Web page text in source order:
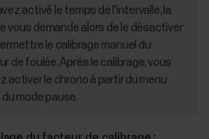
activé le temps de l'intervalle, la
vous demande alors de le désactiver
le calibrage manuel du
de foulée. Après le calibrage, vous
activer le chrono à partir du menu
du mode pause.